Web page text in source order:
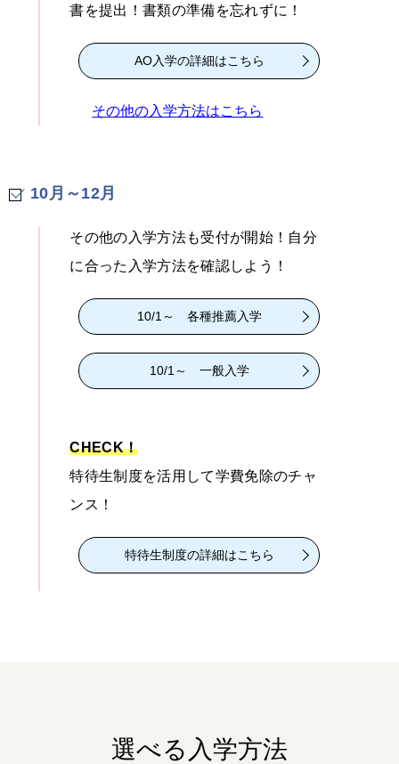
書を提出！書類の準備を忘れずに！
AO入学の詳細はこちら
その他の入学方法はこちら
10月～12月
その他の入学方法も受付が開始！自分
に合った入学方法を確認しよう！
10/1～ 各種推薦入学
10/1～ 一般入学
CHECK！
特待生制度を活用して学費免除のチャ
ンス！
特待生制度の詳細はこちら
選べる入学方法